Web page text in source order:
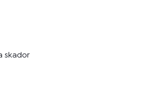
skador